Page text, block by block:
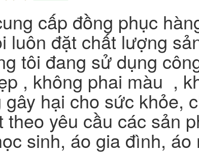
cấp đồng phục
luôn đặt chất lượng
tôi đang sử dụng
, không phai màu ,
gây hại cho sức khỏe,
theo yêu cầu các sản
sinh, áo gia đình, áo